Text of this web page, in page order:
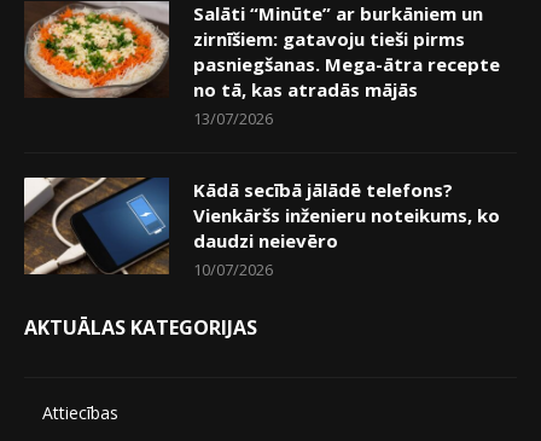
Salāti “Minūte” ar burkāniem un
zirnīšiem: gatavoju tieši pirms
pasniegšanas. Mega-ātra recepte
no tā, kas atradās mājās
13/07/2026
Kādā secībā jālādē telefons?
Vienkāršs inženieru noteikums, ko
daudzi neievēro
10/07/2026
AKTUĀLAS KATEGORIJAS
Attiecības